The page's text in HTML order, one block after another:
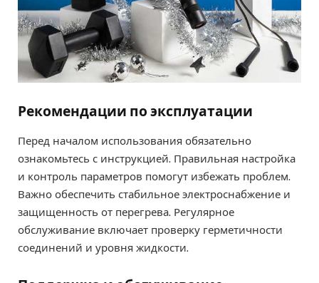
Рекомендации по эксплуатации
Перед началом использования обязательно
ознакомьтесь с инструкцией. Правильная настройка
и контроль параметров помогут избежать проблем.
Важно обеспечить стабильное электроснабжение и
защищенность от перегрева. Регулярное
обслуживание включает проверку герметичности
соединений и уровня жидкости.